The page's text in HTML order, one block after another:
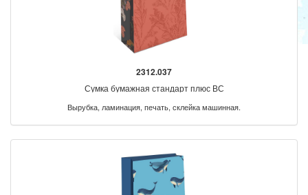
2312.037
Сумка бумажная стандарт плюс ВС
Вырубка, ламинация, печать, склейка машинная.